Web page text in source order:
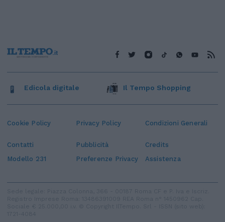
Cookie Policy Privacy Policy Condizioni Generali
Contatti Pubblicità
Credits
Modello 231
Preferenze Privacy Assistenza
Edicola digitale Il Tempo Shopping